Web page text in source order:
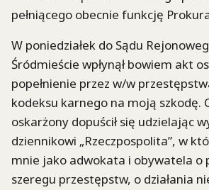
pełniącego obecnie funkcję
W poniedziałek do Sądu
Śródmieście wpłynął bowiem akt
popełnienie przez w/w
kodeksu karnego na moją szkodę.
oskarżony dopuścił się udzielając
dziennikowi „Rzeczpospolita”, w
mnie jako adwokata i obywatela o
szeregu przestępstw, o działania